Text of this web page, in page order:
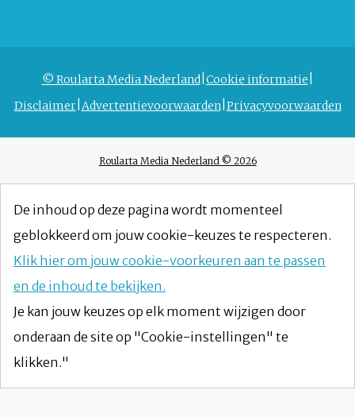
© Roularta Media Nederland Cookie informatie
Disclaimer Advertentievoorwaarden Privacyvoorwaarden
Roularta Media Nederland © 2026
De inhoud op deze pagina wordt momenteel
geblokkeerd om jouw cookie-keuzes te respecteren.
Klik hier om jouw cookie-voorkeuren aan te passen
en de inhoud te bekijken.
Je kan jouw keuzes op elk moment wijzigen door
onderaan de site op "Cookie-instellingen" te
klikken."